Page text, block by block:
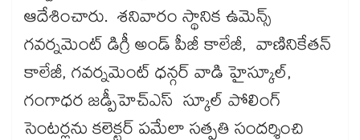
ఆదేశించారు. శనివారం స్థానిక ఉమెన్స్
గవర్నమెంట్ డిగ్రీ అండ్ పీజీ కాలేజీ, వాణినికేతన్
కాలేజీ, గవర్నమెంట్ ధన్గర్ వాడి హైస్కూల్,
గంగాధర జడ్పీహెచ్ఎస్ స్కూల్ పోలింగ్
సెంటర్లను కలెక్టర్ పమేలా సత్పతి సందర్శించి